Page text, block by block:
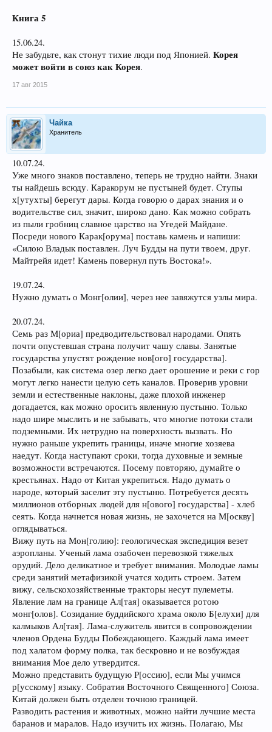
Книга 5
15.06.24.
Не забудьте, как стонут тихие люди под Японией. Корея
может войти в союз как Корея.
17 авг 2015
Чайка
Хранитель
10.07.24.
Уже много знаков поставлено, теперь не трудно найти. Знаки
ты найдешь всюду. Каракорум не пустыней будет. Ступы
х[утухты] берегут дары. Когда говорю о дарах знания и о
водительстве сил, значит, широко дано. Как можно собрать
из пыли гробниц славное царство на Угедей Майдане.
Посреди нового Карак[орума] поставь камень и напиши:
«Силою Владык поставлен. Луч Будды на пути твоем, друг.
Майтрейя идет! Камень повернул путь Востока!».
19.07.24.
Нужно думать о Монг[олии], через нее завяжутся узлы мира.
20.07.24.
Семь раз М[ориа] предводительствовал народами. Опять
почти опустевшая страна получит чашу славы. Занятые
государства упустят рождение нов[ого] государства].
Позабыли, как система озер легко дает орошение и реки с гор
могут легко нанести целую сеть каналов. Проверив уровни
земли и естественные наклоны, даже плохой инженер
догадается, как можно оросить явленную пустыню. Только
надо шире мыслить и не забывать, что многие потоки стали
подземными. Их нетрудно на поверхность вызвать. Но
нужно раньше укрепить границы, иначе многие хозяева
наедут. Когда наступают сроки, тогда духовные и земные
возможности встречаются. Посему повторяю, думайте о
крестьянах. Надо от Китая укрепиться. Надо думать о
народе, который заселит эту пустыню. Потребуется десять
миллионов отборных людей для н[ового] государства] - хлеб
сеять. Когда начнется новая жизнь, не захочется на М[оскву]
оглядываться.
Вижу путь на Мон[голию]: геологическая экспедиция везет
аэропланы. Ученый лама озабочен перевозкой тяжелых
орудий. Дело деликатное и требует внимания. Молодые ламы
среди занятий метафизикой учатся ходить строем. Затем
вижу, сельскохозяйственные тракторы несут пулеметы.
Явление лам на границе Ал[тая] оказывается ротою
монг[олов]. Созидание буддийского храма около Б[елухи] для
калмыков Ал[тая]. Лама-служитель явится в сопровождении
членов Ордена Будды Побеждающего. Каждый лама имеет
под халатом форму полка, так бескровно и не возбуждая
внимания Мое дело утвердится.
Можно представить будущую Р[оссию], если Мы учимся
р[усскому] языку. Собратия Восточного Священного] Союза.
Китай должен быть отделен точною границей.
Разводить растения и животных, можно найти лучшие места
баранов и маралов. Надо изучить их жизнь. Полагаю, Мы